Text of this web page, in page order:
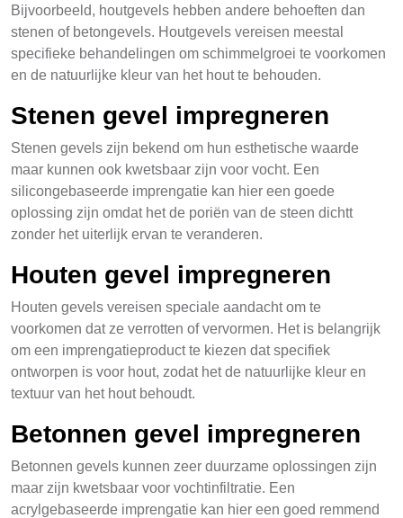
Bijvoorbeeld, houtgevels hebben andere behoeften dan
stenen of betongevels. Houtgevels vereisen meestal
specifieke behandelingen om schimmelgroei te voorkomen
en de natuurlijke kleur van het hout te behouden.
Stenen gevel impregneren
Stenen gevels zijn bekend om hun esthetische waarde
maar kunnen ook kwetsbaar zijn voor vocht. Een
silicongebaseerde imprengatie kan hier een goede
oplossing zijn omdat het de poriën van de steen dichtt
zonder het uiterlijk ervan te veranderen.
Houten gevel impregneren
Houten gevels vereisen speciale aandacht om te
voorkomen dat ze verrotten of vervormen. Het is belangrijk
om een imprengatieproduct te kiezen dat specifiek
ontworpen is voor hout, zodat het de natuurlijke kleur en
textuur van het hout behoudt.
Betonnen gevel impregneren
Betonnen gevels kunnen zeer duurzame oplossingen zijn
maar zijn kwetsbaar voor vochtinfiltratie. Een
acrylgebaseerde imprengatie kan hier een goed remmend